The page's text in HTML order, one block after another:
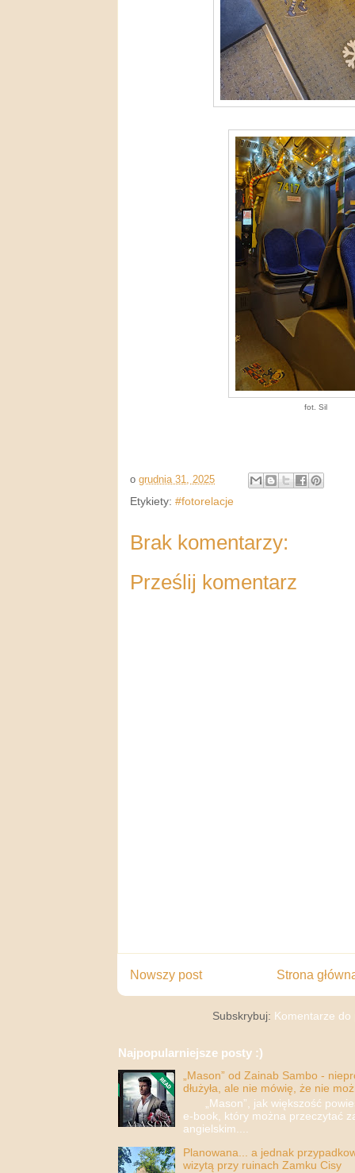
fot. Sil
o grudnia 31, 2025
Etykiety: #fotorelacje
Brak komentarzy:
Prześlij komentarz
Nowszy post Strona
Subskrybuj: Komentarze do
Najpopularniejsze posty :)
„Mason” od Zainab Sambo -
dłużyła, ale nie mówię, że nie
„Mason”, jak większość
e-book, który można przeczytać
angielskim....
Planowana... a jednak
wizytą przy ruinach Zamku Cisy